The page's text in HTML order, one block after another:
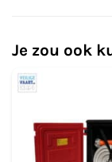
Je zou ook